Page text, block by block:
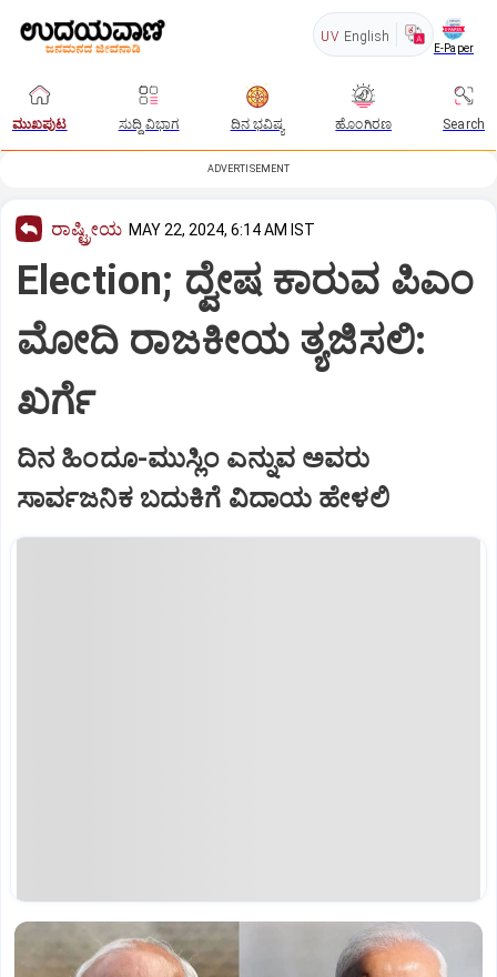
UV English
E-Paper
ಮುಖಪುಟ ಸುದ್ದಿ ವಿಭಾಗ ದಿನ ಭವಿಷ್ಯ ಹೊಂಗಿರಣ Search
ADVERTISEMENT
ರಾಷ್ಟ್ರೀಯ MAY 22, 2024, 6:14 AM IST
Election; ದ್ವೇಷ ಕಾರುವ ಪಿಎಂ
ಮೋದಿ ರಾಜಕೀಯ ತ್ಯಜಿಸಲಿ:
ಖರ್ಗೆ
ದಿನ ಹಿಂದೂ-ಮುಸ್ಲಿಂ ಎನ್ನುವ ಅವರು
ಸಾರ್ವಜನಿಕ ಬದುಕಿಗೆ ವಿದಾಯ ಹೇಳಲಿ